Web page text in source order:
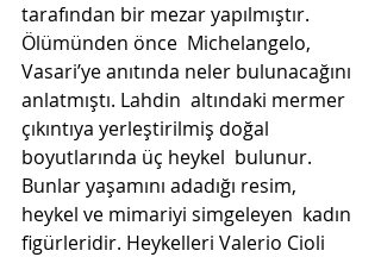
tarafından bir mezar yapılmıştır.
Ölümünden önce  Michelangelo,
Vasari’ye anıtında neler bulunacağını
anlatmıştı. Lahdin  altındaki mermer
çıkıntıya yerleştirilmiş doğal
boyutlarında üç heykel  bulunur.
Bunlar yaşamını adadığı resim,
heykel ve mimariyi simgeleyen  kadın
figürleridir. Heykelleri Valerio Cioli